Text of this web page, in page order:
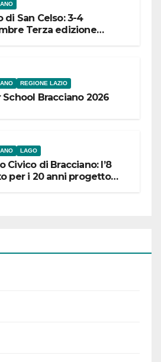
di San Celso: 3-4
Terza edizione
REGIONE LAZIO
School Bracciano 2026
LAGO
Civico di Bracciano: l’8
per i 20 anni progetto